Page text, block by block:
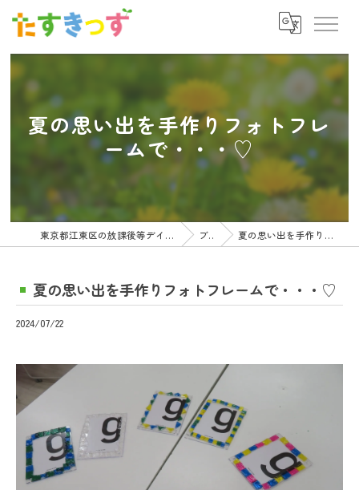
夏の思い出を手作りフォトフレ
ームで・・・♡
東京都江東区の放課後等デイサービスの求人ならたすきっず ブログ 夏の思い出を手作りフォトフレームで・・・♡
夏の思い出を手作りフォトフレームで・・・♡
2024/07/22